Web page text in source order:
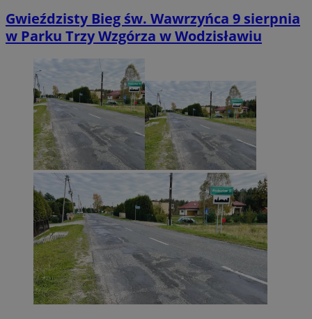
Gwieździsty Bieg św. Wawrzyńca 9 sierpnia
w Parku Trzy Wzgórza w Wodzisławiu